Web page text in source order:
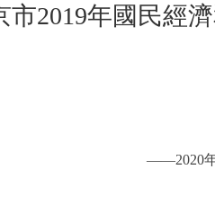
市2019年國民經
——2020年